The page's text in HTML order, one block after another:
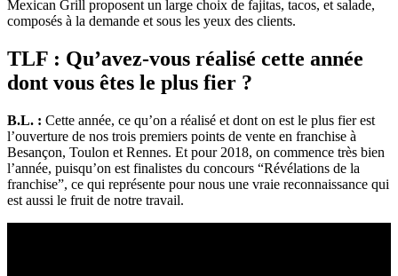
Mexican Grill proposent un large choix de fajitas, tacos, et salade,
composés à la demande et sous les yeux des clients.
TLF : Qu’avez-vous réalisé cette année
dont vous êtes le plus fier ?
B.L. : Cette année, ce qu’on a réalisé et dont on est le plus fier est
l’ouverture de nos trois premiers points de vente en franchise à
Besançon, Toulon et Rennes. Et pour 2018, on commence très bien
l’année, puisqu’on est finalistes du concours “Révélations de la
franchise”, ce qui représente pour nous une vraie reconnaissance qui
est aussi le fruit de notre travail.